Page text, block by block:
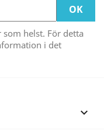
helst. För detta
i det
